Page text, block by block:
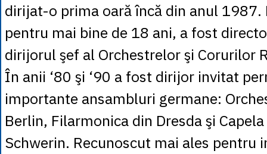
dirijat-o prima oară încă din anul 1987.
pentru mai bine de 18 ani, a fost
dirijorul şef al Orchestrelor şi Corurilor
În anii ‘80 şi ‘90 a fost dirijor invitat
importante ansambluri germane:
Berlin, Filarmonica din Dresda şi
Schwerin. Recunoscut mai ales pentru